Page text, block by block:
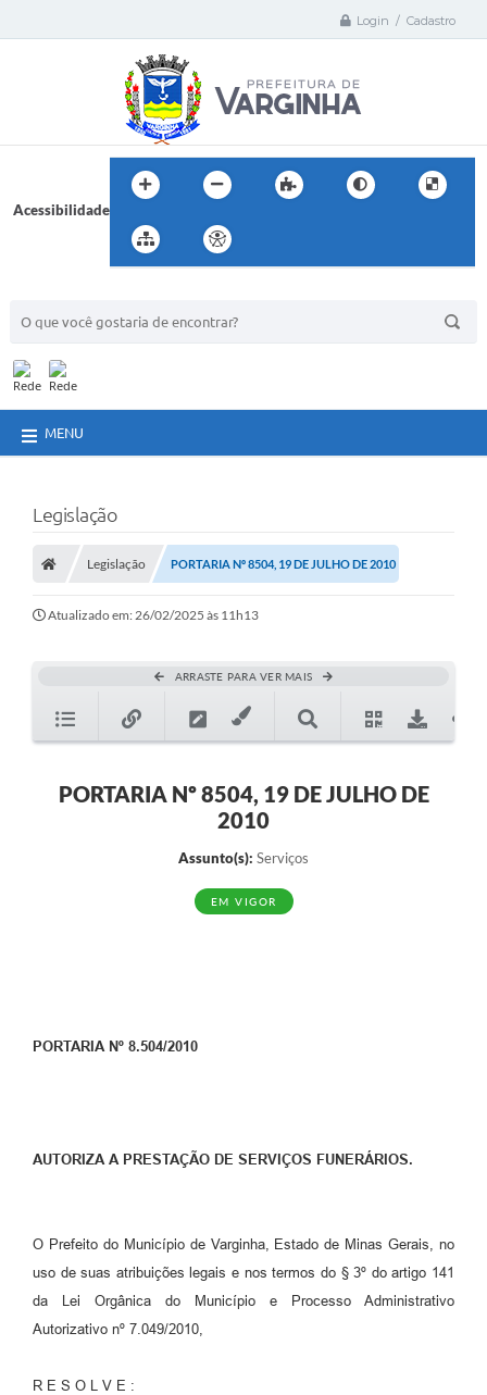
Login / Cadastro
Acessibilidade
MENU
Legislação
Legislação PORTARIA Nº 8504, 19 DE JULHO DE 2010
Atualizado em: 26/02/2025 às 11h13
ARRASTE PARA VER MAIS
PORTARIA Nº 8504, 19 DE JULHO DE
2010
Assunto(s): Serviços
EM VIGOR
PORTARIA Nº 8.504/2010
AUTORIZA A PRESTAÇÃO DE SERVIÇOS FUNERÁRIOS.
O Prefeito do Município de Varginha, Estado de Minas Gerais, no
uso de suas atribuições legais e nos termos do § 3º do artigo 141
da Lei Orgânica do Município e Processo Administrativo
Autorizativo nº 7.049/2010,
R E S O L V E :